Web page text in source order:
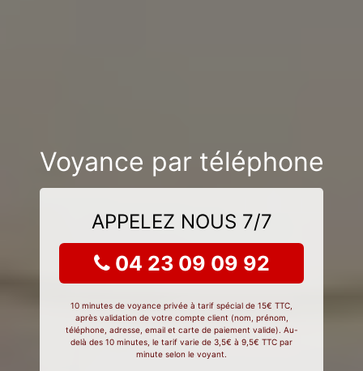
Voyance par téléphone
APPELEZ NOUS 7/7
04 23 09 09 92
10 minutes de voyance privée à tarif spécial de 15€ TTC,
après validation de votre compte client (nom, prénom,
téléphone, adresse, email et carte de paiement valide). Au-
delà des 10 minutes, le tarif varie de 3,5€ à 9,5€ TTC par
minute selon le voyant.